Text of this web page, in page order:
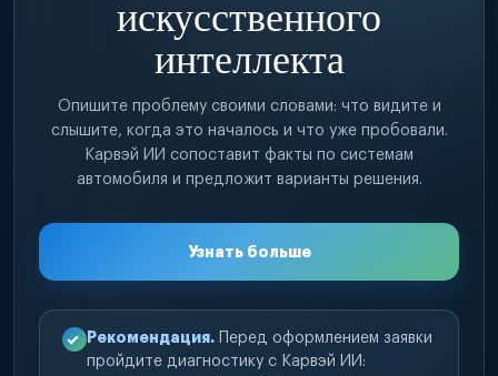
искусственного
интеллекта
Опишите проблему своими словами: что видите и
слышите, когда это началось и что уже пробовали.
Карвэй ИИ сопоставит факты по системам
автомобиля и предложит варианты решения.
Узнать больше
Рекомендация. Перед оформлением заявки
пройдите диагностику с Карвэй ИИ: